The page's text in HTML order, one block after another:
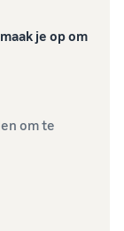
je op om
om te